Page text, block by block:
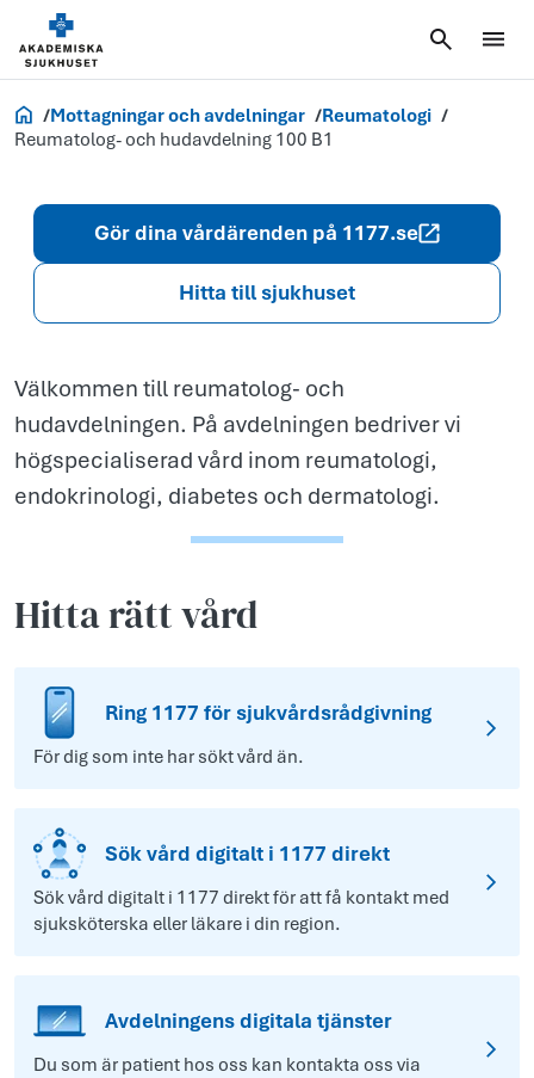
Akademiska.se
Mottagningar och avdelningar
Reumatologi
Reumatolog- och hudavdelning 100 B1
hudavdelning
100 B1
Gör dina vårdärenden på 1177.se
Hitta till sjukhuset
Välkommen till reumatolog- och
hudavdelningen. På avdelningen bedriver vi
högspecialiserad vård inom reumatologi,
endokrinologi, diabetes och dermatologi.
Hitta rätt vård
Ring 1177 för sjukvårdsrådgivning
För dig som inte har sökt vård än.
Sök vård digitalt i 1177 direkt
Sök vård digitalt i 1177 direkt för att få kontakt med
sjuksköterska eller läkare i din region.
Avdelningens digitala tjänster
Du som är patient hos oss kan kontakta oss via